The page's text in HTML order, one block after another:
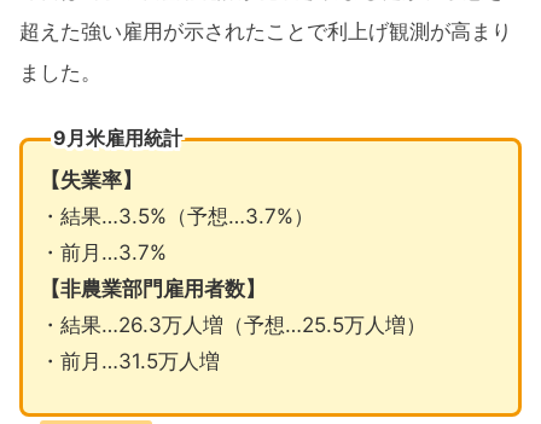
超えた強い雇用が示されたことで利上げ観測が高まり
ました。
9月米雇用統計
【失業率】
・結果…3.5%（予想…3.7%）
・前月…3.7%
【非農業部門雇用者数】
・結果…26.3万人増（予想…25.5万人増）
・前月…31.5万人増